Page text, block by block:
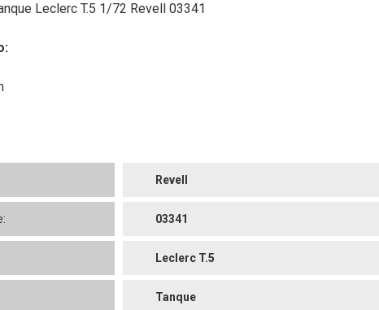
Leclerc T.5 1/72 Revell 03341
Revell
03341
Leclerc T.5
Tanque